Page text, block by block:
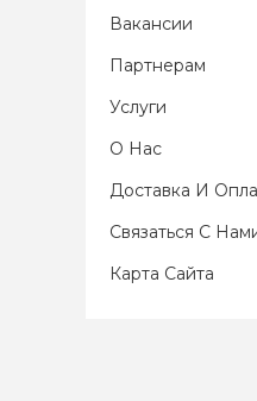
Вакансии
Партнерам
Услуги
О Нас
Доставка И
Связаться С
Карта Сайта